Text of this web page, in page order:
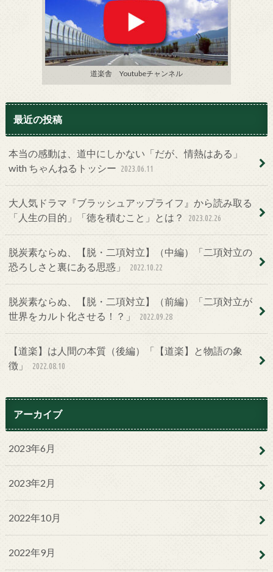
道楽舎 Youtubeチャンネル
最近の投稿
本当の感動は、道中にしかない「だが、情熱はある」
with ちゃんねるトッシー 2023.06.11
大人気ドラマ『ブラッシュアップライフ』から読み取る
「人生の目的」「徳を積むこと」とは？
2023.02.26
脱炭素ならぬ、【脱・二項対立】（中編）「二項対立の
恐ろしさと裏にある思惑」
2022.10.22
脱炭素ならぬ、【脱・二項対立】（前編）「二項対立が
世界をカルト化させる！？」
2022.09.28
【道楽】は人間の本質（後編）「【道楽】と物語の象
徴」
2022.08.10
アーカイブ
2023年6月
2023年2月
2022年10月
2022年9月